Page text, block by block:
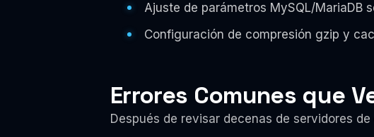
Ajuste de parámetros MySQL/MariaDB
Configuración de compresión gzip y
Errores Comunes que
Después de revisar decenas de servidores